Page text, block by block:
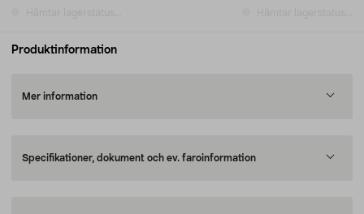
Produktinformation
Mer information
Specifikationer, dokument och ev. faroinformation